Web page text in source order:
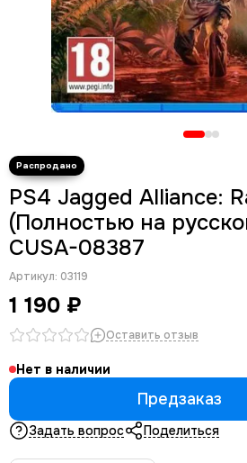
PS4 Jagged Alliance:
(Полностью на
CUSA-08387
Артикул: 03119
1 190 ₽
Оставить отзыв
Нет в наличии
Предзаказ
Задать вопрос Поделиться